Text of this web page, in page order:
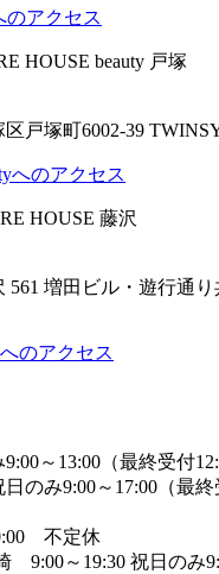
のアクセス
HOUSE beauty 戸塚
戸塚町6002-39
へのアクセス
HOUSE 藤沢
561 増田ビル・遊行通
のアクセス
～13:00（最終受付
み9:00～17:00（最終
不定休
9:00～19:30 祝日のみ